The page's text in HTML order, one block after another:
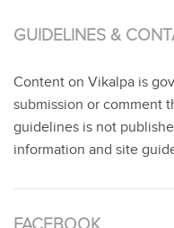
GUIDELINES &
Content on Vikalpa is
submission or comment
guidelines is not
information and site